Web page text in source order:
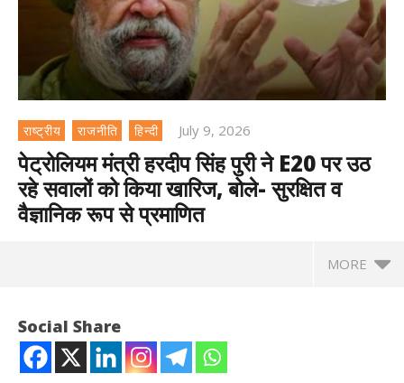
राष्ट्रीय राजनीति हिन्दी July 9, 2026
पेट्रोलियम मंत्री हरदीप सिंह पुरी ने E20 पर उठ
रहे सवालों को किया खारिज, बोले- सुरक्षित व
वैज्ञानिक रूप से प्रमाणित
MORE
Social Share